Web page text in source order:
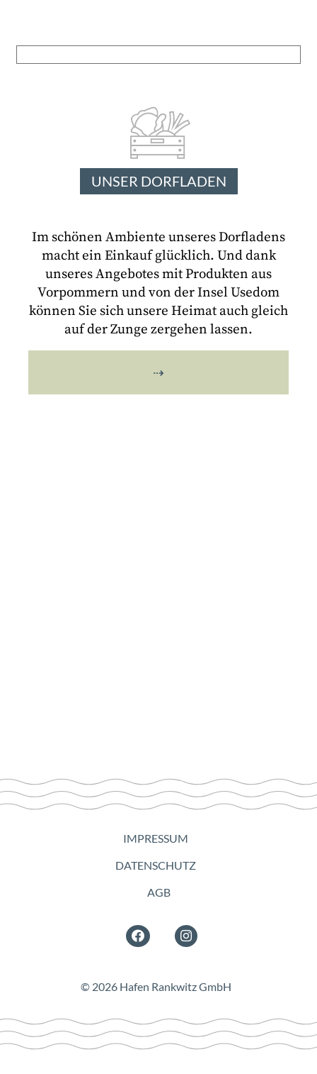
UNSER DORFLADEN
Im schönen Ambiente unseres Dorfladens
macht ein Einkauf glücklich. Und dank
unseres Angebotes mit Produkten aus
Vorpommern und von der Insel Usedom
können Sie sich unsere Heimat auch gleich
auf der Zunge zergehen lassen.
⇢
© 2026 Hafen Rankwitz GmbH
NAVIGATION
ÜBERSPRINGEN
IMPRESSUM
DATENSCHUTZ
AGB